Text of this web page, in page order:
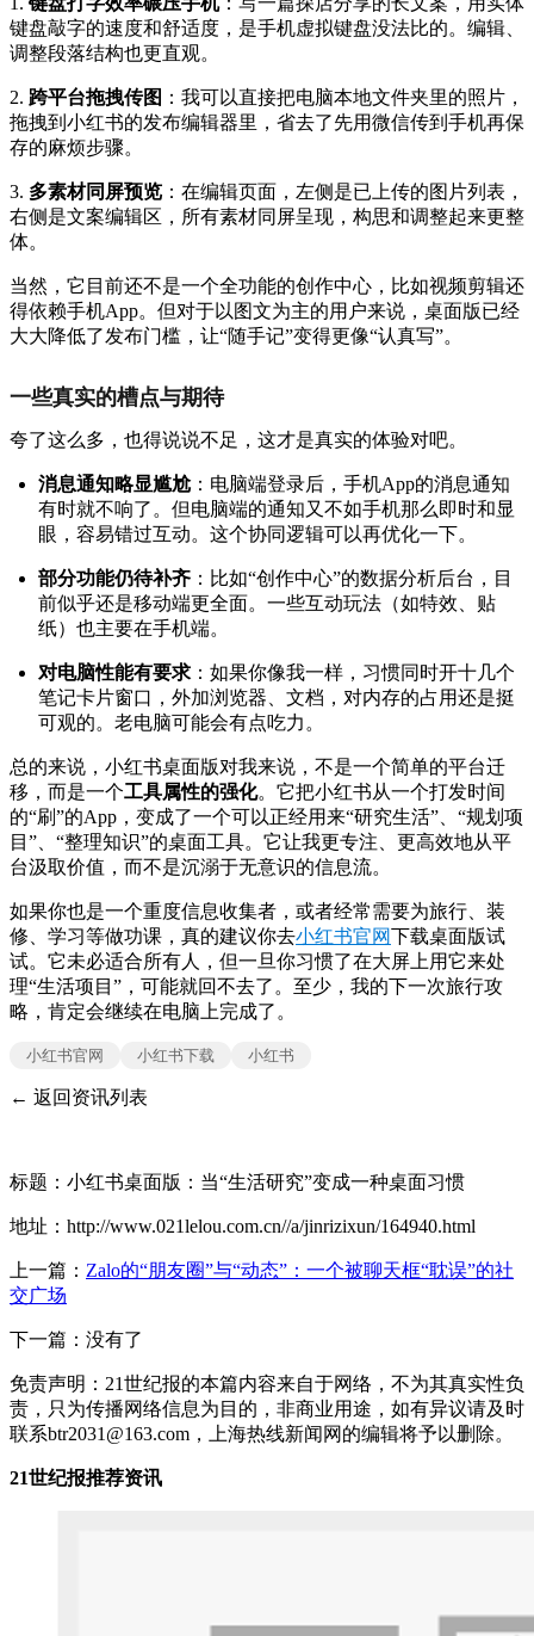
键盘敲字的速度和舒适度，是手机虚拟键盘没法比的。编辑、
调整段落结构也更直观。
2. 跨平台拖拽传图 ：我可以直接把电脑本地文件夹里的照片，
拖拽到小红书的发布编辑器里，省去了先用微信传到手机再保
存的麻烦步骤。
3. 多素材同屏预览 ：在编辑页面，左侧是已上传的图片列表，
右侧是文案编辑区，所有素材同屏呈现，构思和调整起来更整
体。
当然，它目前还不是一个全功能的创作中心，比如视频剪辑还
得依赖手机App。但对于以图文为主的用户来说，桌面版已经
大大降低了发布门槛，让“随手记”变得更像“认真写”。
一些真实的槽点与期待
夸了这么多，也得说说不足，这才是真实的体验对吧。
消息通知略显尴尬：电脑端登录后，手机App的消息通知
有时就不响了。但电脑端的通知又不如手机那么即时和显
眼，容易错过互动。这个协同逻辑可以再优化一下。
部分功能仍待补齐 ：比如“创作中心”的数据分析后台，目
前似乎还是移动端更全面。一些互动玩法（如特效、贴
纸）也主要在手机端。
对电脑性能有要求 ：如果你像我一样，习惯同时开十几个
笔记卡片窗口，外加浏览器、文档，对内存的占用还是挺
可观的。老电脑可能会有点吃力。
总的来说，小红书桌面版对我来说，不是一个简单的平台迁
移，而是一个工具属性的强化。它把小红书从一个打发时间
的“刷”的App，变成了一个可以正经用来“研究生活”、“规划项
目”、“整理知识”的桌面工具。它让我更专注、更高效地从平
台汲取价值，而不是沉溺于无意识的信息流。
如果你也是一个重度信息收集者，或者经常需要为旅行、装
修、学习等做功课，真的建议你去小红书官网下载桌面版试
试。它未必适合所有人，但一旦你习惯了在大屏上用它来处
理“生活项目”，可能就回不去了。至少，我的下一次旅行攻
略，肯定会继续在电脑上完成了。
小红书官网 小红书下载 小红书
← 返回资讯列表
标题：小红书桌面版：当“生活研究”变成一种桌面习惯
地址：http://www.021lelou.com.cn//a/jinrizixun/164940.html
上一篇： Zalo的“朋友圈”与“动态”：一个被聊天框“耽误”的社
交广场
下一篇：没有了
免责声明：21世纪报的本篇内容来自于网络，不为其真实性负
责，只为传播网络信息为目的，非商业用途，如有异议请及时
联系btr2031@163.com，上海热线新闻网的编辑将予以删除。
21世纪报推荐资讯